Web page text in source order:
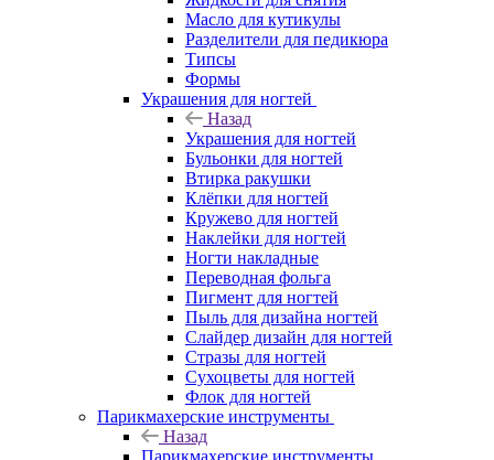
Масло для кутикулы
Разделители для педикюра
Типсы
Формы
Украшения для ногтей
Назад
Украшения для ногтей
Бульонки для ногтей
Втирка ракушки
Клёпки для ногтей
Кружево для ногтей
Наклейки для ногтей
Ногти накладные
Переводная фольга
Пигмент для ногтей
Пыль для дизайна ногтей
Слайдер дизайн для ногтей
Стразы для ногтей
Сухоцветы для ногтей
Флок для ногтей
Парикмахерские инструменты
Назад
Парикмахерские инструменты